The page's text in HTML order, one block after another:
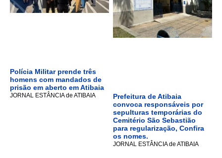
Polícia Militar prende três
homens com mandados de
prisão em aberto em Atibaia
JORNAL ESTÂNCIA de ATIBAIA
Prefeitura de Atibaia
convoca responsáveis por
sepulturas temporárias do
Cemitério São Sebastião
para regularização, Confira
os nomes.
JORNAL ESTÂNCIA de ATIBAIA